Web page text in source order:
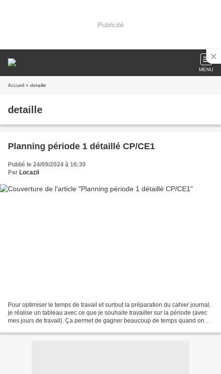
Publicité
MENU
Accueil » detaille
detaille
Planning période 1 détaillé CP/CE1
Publié le 24/09/2024 à 16:30
Par Locazil
Pour optimiser le temps de travail et surtout la préparation du cahier journal,
je réalise un tableau avec ce que je souhaite travailler sur la période (avec
mes jours de travail). Ça permet de gagner beaucoup de temps quand on